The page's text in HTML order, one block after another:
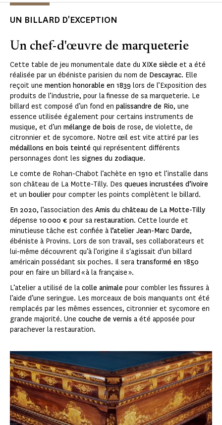
UN BILLARD D'EXCEPTION
Un chef-d'œuvre de marqueterie
Cette table de jeu monumentale date du XIXe siècle et a été
réalisée par un ébéniste parisien du nom de Descayrac. Elle
reçoit une mention honorable en 1839 lors de l’Exposition des
produits de l’industrie, pour la finesse de sa marqueterie. Le
billard est composé d’un fond en palissandre de Rio, une
essence utilisée également pour certains instruments de
musique, et d’un mélange de bois de rose, de violette, de
citronnier et de sycomore. Notre œil est vite attiré par les
médaillons en bois teinté qui représentent différents
personnages dont les signes du zodiaque.
Le comte de Rohan-Chabot l’achète en 1910 et l’installe dans
son château de La Motte-Tilly. Des queues incrustées d’ivoire
et un boulier pour compter les points complètent le billard.
En 2020, l’association des Amis du château de La Motte-Tilly
dépense 10 000 € pour sa restauration. Cette lourde et
minutieuse tâche est confiée à l’atelier Jean-Marc Darde,
ébéniste à Provins. Lors de son travail, ses collaborateurs et
lui-même découvrent qu’à l’origine il s'agissait d'un billard
américain possédant six poches. Il sera transformé en 1850
pour en faire un billard « à la française ».
L’atelier a utilisé de la colle animale pour combler les fissures à
l’aide d’une seringue. Les morceaux de bois manquants ont été
remplacés par les mêmes essences, citronnier et sycomore en
grande majorité. Une couche de vernis a été apposée pour
parachever la restauration.